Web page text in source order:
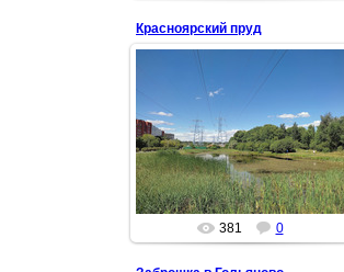
Красноярский пруд
22 Июл 2021
В 2019 году Совет депутатов
муниципального округа Гольяново
принял решение благоустроить
пруд и территорию вокруг нег...
Okora
381 0